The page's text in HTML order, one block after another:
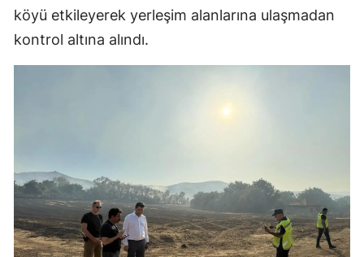
köyü etkileyerek yerleşim alanlarına ulaşmadan
kontrol altına alındı.